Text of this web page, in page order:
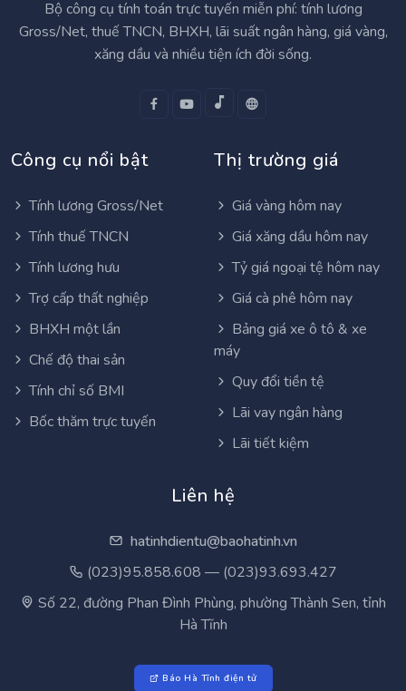
Bộ công cụ tính toán trực tuyến miễn phí: tính lương
Gross/Net, thuế TNCN, BHXH, lãi suất ngân hàng, giá vàng,
xăng dầu và nhiều tiện ích đời sống.
Công cụ nổi bật
Tính lương Gross/Net
Tính thuế TNCN
Tính lương hưu
Trợ cấp thất nghiệp
BHXH một lần
Chế độ thai sản
Tính chỉ số BMI
Bốc thăm trực tuyến
Thị trường giá
Giá vàng hôm nay
Giá xăng dầu hôm nay
Tỷ giá ngoại tệ hôm nay
Giá cà phê hôm nay
Bảng giá xe ô tô & xe
máy
Quy đổi tiền tệ
Lãi vay ngân hàng
Lãi tiết kiệm
Liên hệ
hatinhdientu@baohatinh.vn
(023)95.858.608 — (023)93.693.427
Số 22, đường Phan Đình Phùng, phường Thành Sen, tỉnh
Hà Tĩnh
Báo Hà Tĩnh điện tử